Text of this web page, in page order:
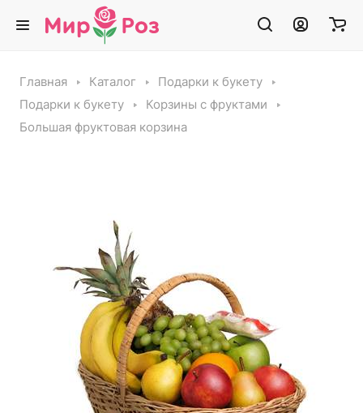
Главная Каталог
Подарки к букету
Подарки к букету
Корзины с фруктами
Большая фруктовая корзина